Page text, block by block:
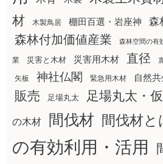
材
木製鳥居 棚田百選・岩座神 森
森林付加価値産業 森林空間の有
業 災害と木材 災害用木材 直径
矢板 神社仏閣 緊急用木材 自然
販売 足場丸太 足場丸太・
の木材 間伐材 間伐材と
の有効利用・活用